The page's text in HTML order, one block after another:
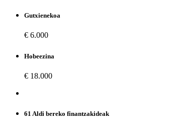
Gutxienekoa
€ 6.000
Hobeezina
€ 18.000
61 Aldi bereko finantzakideak